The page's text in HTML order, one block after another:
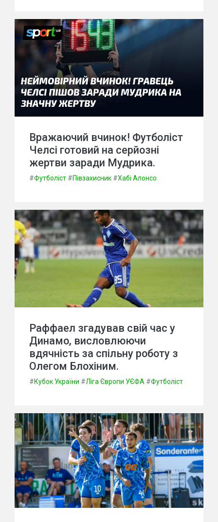
Вражаючий вчинок! Футболіст
Челсі готовий на серйозні
жертви заради Мудрика.
#Футболіст #Півзахисник #Хабі Алонсо
Раффаел згадував свій час у
Динамо, висловлюючи
вдячність за спільну роботу з
Олегом Блохіним.
#Кубок України #Ліга Європи УЄФА #Футболіст